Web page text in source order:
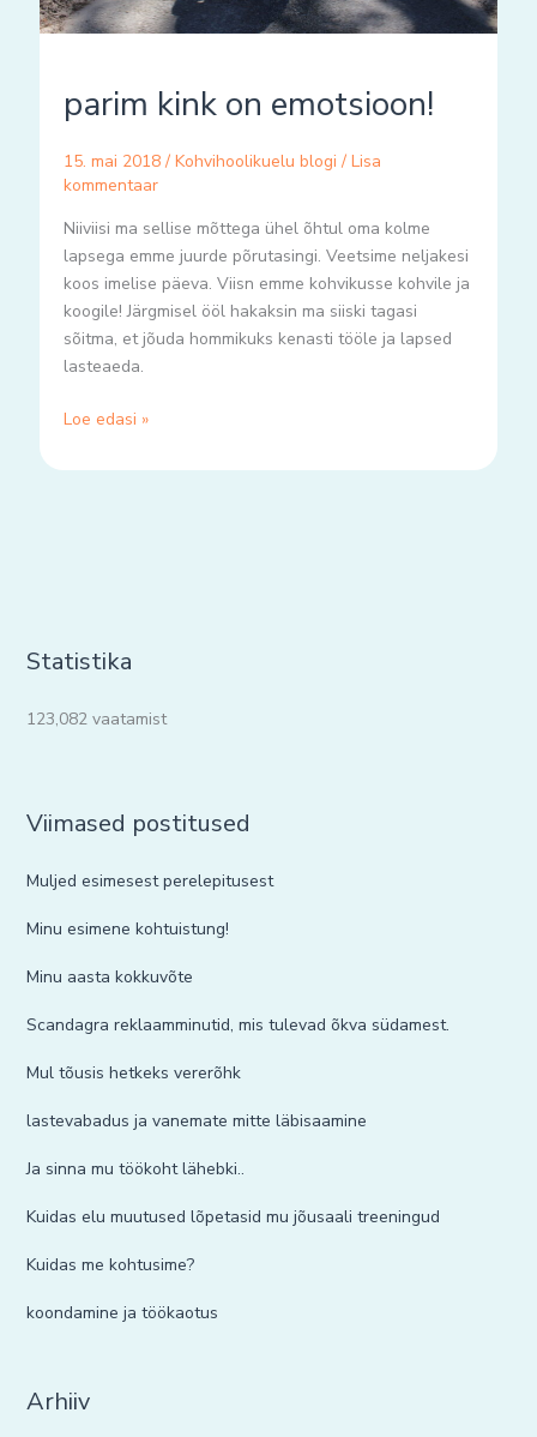
parim kink on emotsioon!
15. mai 2018 / Kohvihoolikuelu blogi / Lisa
kommentaar
Niiviisi ma sellise mõttega ühel õhtul oma kolme
lapsega emme juurde põrutasingi. Veetsime neljakesi
koos imelise päeva. Viisn emme kohvikusse kohvile ja
koogile! Järgmisel ööl hakaksin ma siiski tagasi
sõitma, et jõuda hommikuks kenasti tööle ja lapsed
lasteaeda.
Loe edasi »
Statistika
123,082 vaatamist
Viimased postitused
Muljed esimesest perelepitusest
Minu esimene kohtuistung!
Minu aasta kokkuvõte
Scandagra reklaamminutid, mis tulevad õkva südamest.
Mul tõusis hetkeks vererõhk
lastevabadus ja vanemate mitte läbisaamine
Ja sinna mu töökoht lähebki..
Kuidas elu muutused lõpetasid mu jõusaali treeningud
Kuidas me kohtusime?
koondamine ja töökaotus
Arhiiv